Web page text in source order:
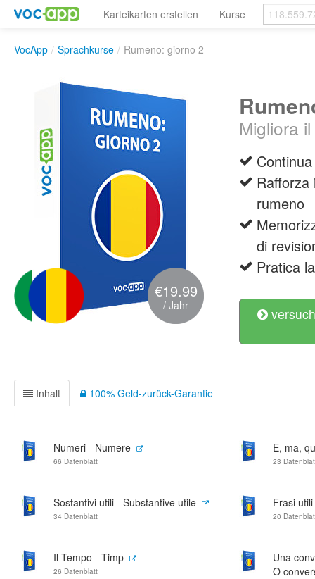
Karteikarten erstellen Kurse
VocApp / Sprachkurse / Rumeno: giorno 2
€19.99
/ Jahr
Migliora
rumeno
di
Pratica
Inhalt 100% Geld-zurück-Garantie
Numeri - Numere
66 Datenblatt
E, ma,
23
Sostantivi utili - Substantive utile
34 Datenblatt
Frasi
20
Il Tempo - Timp
26 Datenblatt
Una
O